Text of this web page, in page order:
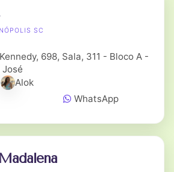
SC
698, Sala, 311 - Bloco A -
José
Alok
WhatsApp